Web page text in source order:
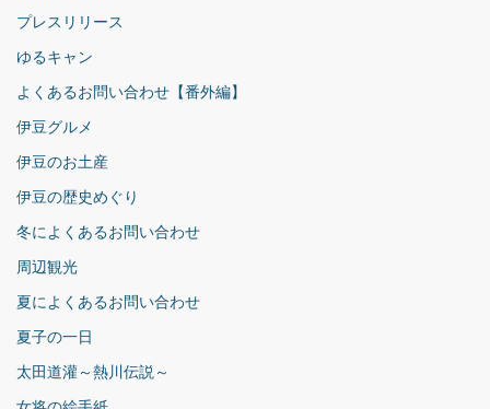
プレスリリース
ゆるキャン
よくあるお問い合わせ【番外編】
伊豆グルメ
伊豆のお土産
伊豆の歴史めぐり
冬によくあるお問い合わせ
周辺観光
夏によくあるお問い合わせ
夏子の一日
太田道灌～熱川伝説～